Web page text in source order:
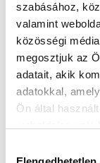
szabásához,
valamint
közösségi
megosztjuk az
adatait, akik
adatokkal,
Ön által